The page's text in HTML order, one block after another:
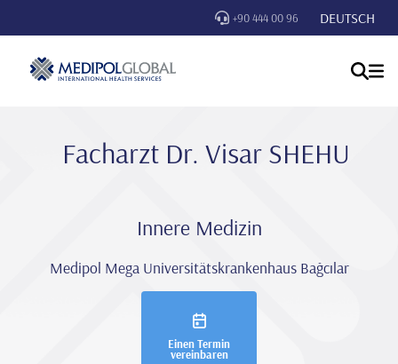
+90 444 00 96 DEUTSCH
Facharzt Dr. Visar SHEHU
Innere Medizin
Medipol Mega Universitätskrankenhaus Bağcılar
Einen Termin
vereinbaren